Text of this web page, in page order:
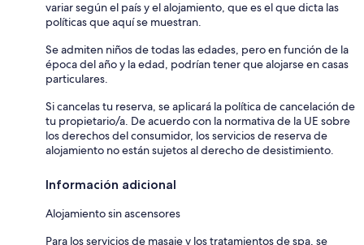
variar según el país y el alojamiento, que es el que dicta las
políticas que aquí se muestran.
Se admiten niños de todas las edades, pero en función de la
época del año y la edad, podrían tener que alojarse en casas
particulares.
Si cancelas tu reserva, se aplicará la política de cancelación de
tu propietario/a. De acuerdo con la normativa de la UE sobre
los derechos del consumidor, los servicios de reserva de
alojamiento no están sujetos al derecho de desistimiento.
Información adicional
Alojamiento sin ascensores
Para los servicios de masaje y los tratamientos de spa, se